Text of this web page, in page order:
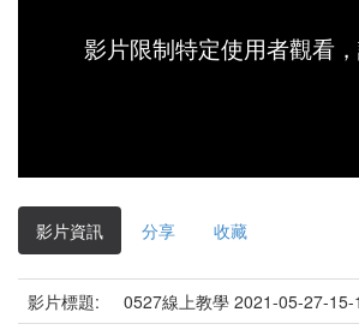
影片限制特定使用者觀看
影片資訊 分享 收藏
影片標題:
0527線上教學 2021-05-27-